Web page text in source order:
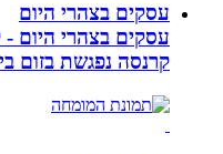
עסקים בצהרי היום
עסקים בצהרי היום -
קרנסה נפגשת בזום בימי ג`